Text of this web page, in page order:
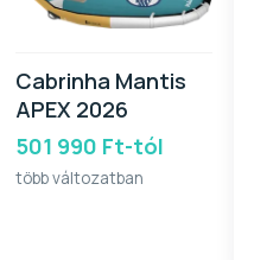
Cabrinha Mantis
APEX 2026
501 990 Ft-tól
több változatban